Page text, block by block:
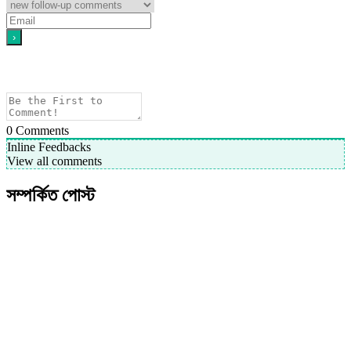
0 Comments
Inline Feedbacks
View all comments
সম্পর্কিত পোস্ট